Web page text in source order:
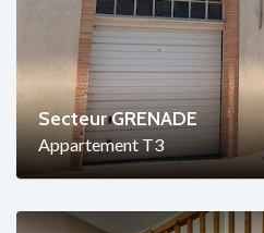
Secteur GRENADE
Appartement T3